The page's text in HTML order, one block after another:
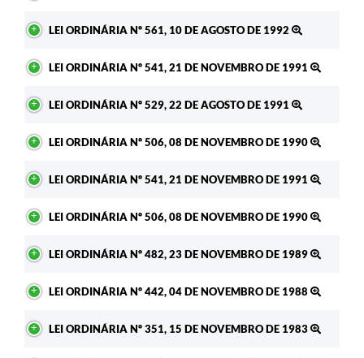
LEI ORDINÁRIA Nº 561, 10 DE AGOSTO DE 1992
LEI ORDINÁRIA Nº 541, 21 DE NOVEMBRO DE 1991
LEI ORDINÁRIA Nº 529, 22 DE AGOSTO DE 1991
LEI ORDINÁRIA Nº 506, 08 DE NOVEMBRO DE 1990
LEI ORDINÁRIA Nº 541, 21 DE NOVEMBRO DE 1991
LEI ORDINÁRIA Nº 506, 08 DE NOVEMBRO DE 1990
LEI ORDINÁRIA Nº 482, 23 DE NOVEMBRO DE 1989
LEI ORDINÁRIA Nº 442, 04 DE NOVEMBRO DE 1988
LEI ORDINÁRIA Nº 351, 15 DE NOVEMBRO DE 1983